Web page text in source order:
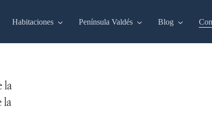
Habitaciones Península Valdés Blog
la
la